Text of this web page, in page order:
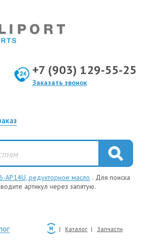
+7 (903) 129-55-25
Заказать звонок
AP14U, редукторное масло . Для поиска
артикул через запятую.
Каталог Запчасти